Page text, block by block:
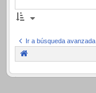
Ir a búsqueda avanzada
.